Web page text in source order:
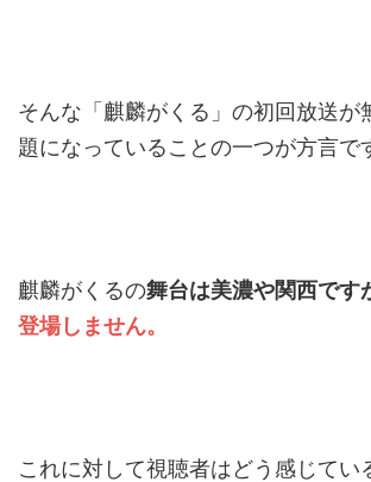
そんな「麒麟がくる」の初回放送が
題になっていることの一つが方言で
麒麟がくるの舞台は美濃や関西です
登場しません。
これに対して視聴者はどう感じてい